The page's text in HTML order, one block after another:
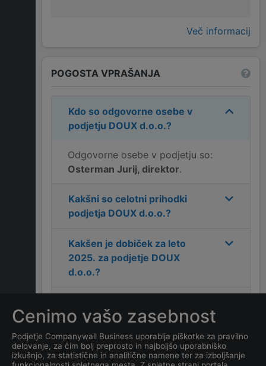
Več informacij
POGOSTA VPRAŠANJA
Kdo so odgovorne osebe v
podjetju DOUX d.o.o.?
Odgovorne osebe v podjetju so:
Osterman Jurij, direktor.
Kakšni so celotni prihodki
podjetja DOUX d.o.o.?
Kakšen je dobiček za leto
2025. za podjetje DOUX
d.o.o.?
DOUX d.o.o. ?
Kakšen je kontakt podjetja
DOUX d.o.o.?
Cenimo vašo zasebnost
Podjetje Companywall Business uporablja piškotke za pravilno
delovanje, za čim bolj preprosto in najboljšo uporabniško
izkušnjo, za statistične in analitične namene ter za izboljšanje